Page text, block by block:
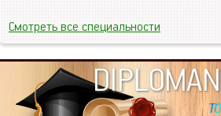
Смотреть все специальности
DIPLOMAN